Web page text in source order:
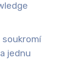
jednu